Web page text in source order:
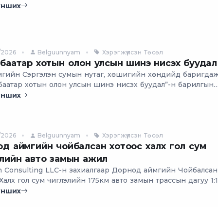
талбай, бусад барилгын ажлын геодезийн өдөр
Belguunnyam Хэрэгжүүлсэн Төсөл
хотын олон улсын шинэ нисэх буудал
Сэргэлэн сумын нутаг, хөшигийн хөндийд
хотын олон улсын шинэ нисэх буудал”-н барилгын
ерөнхий гүйцэтгэгчээр 2013-2017 онуудад
Belguunnyam Хэрэгжүүлсэн Төсөл
аймгийн чойбалсан хотоос халх гол сум
авто замын ажил
Consulting LLC-н захиалгаар Дорнод аймгийн Чойбалсан
гол сум чиглэлийн 175км авто замын трассын дагуу
байр зүйн тоон зургийн ажлыг хийж гүйцэтгэв.